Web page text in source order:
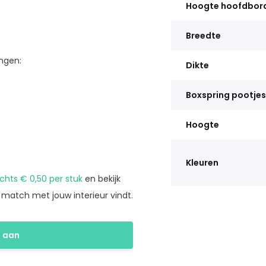
€ 0,50 per stuken bekijk
met jouw interieur vindt.
aan
Hoogte
Breedte
Dikte
Boxspring pootjes
Hoogte
Kleuren